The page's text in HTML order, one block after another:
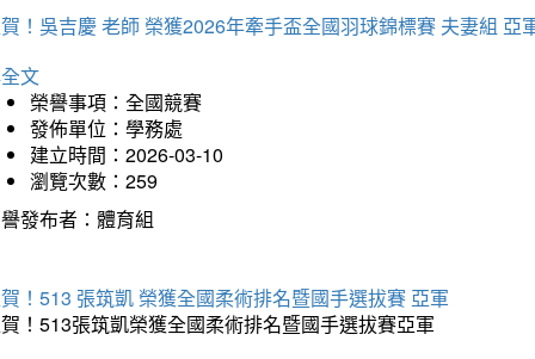
！吳吉慶 老師 榮獲2026年牽手盃全國羽球錦標賽 夫妻組 亞
文
榮譽事項：全國競賽
發佈單位：學務處
建立時間：2026-03-10
瀏覽次數：259
發布者：體育組
！513 張筑凱 榮獲全國柔術排名暨國手選拔賽 亞軍
！513張筑凱榮獲全國柔術排名暨國手選拔賽亞軍